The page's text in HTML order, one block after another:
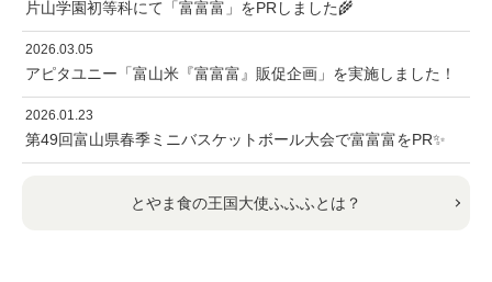
片山学園初等科にて「富富富」をPRしました🌾
2026.03.05
アピタユニー「富山米『富富富』販促企画」を実施しました！
2026.01.23
第49回富山県春季ミニバスケットボール大会で富富富をPR✨
とやま食の王国大使ふふふとは？